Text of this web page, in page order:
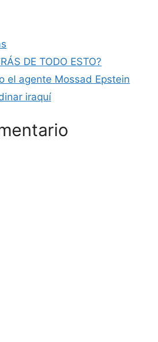
DE TODO ESTO?
el agente Mossad Epstein
iraquí